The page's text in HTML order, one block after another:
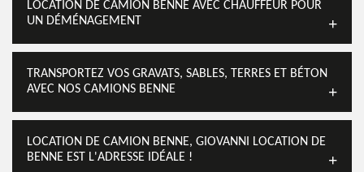
LOCATION DE CAMION BENNE AVEC CHAUFFEUR POUR
UN DÉMÉNAGEMENT
TRANSPORTEZ VOS GRAVATS, SABLES, TERRES ET BÉTON
AVEC NOS CAMIONS BENNE
LOCATION DE CAMION BENNE, GIOVANNI LOCATION DE
BENNE EST L'ADRESSE IDÉALE !